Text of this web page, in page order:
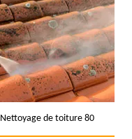
Nettoyage de toiture 80